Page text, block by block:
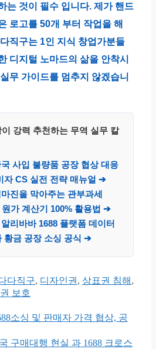
는 것이 필수 입니다. 제가 핸드
로고를 50개 부터 작업을 해
직구는 1인 지식 창업가분들
디지털 노마드의 삶을 안착시
무 가이드를 멈추지 않겠습니
강력 추천하는 무역 실무 칼
사입 불량품 공장 협상 대응
자 CS 실전 전략 매뉴얼 ➔
진을 막아주는 관부과세
원가 계산기 100% 활용법 ➔
리바바 1688 플랫폼 데이터
황금 공장 소싱 공식 ➔
다직구, 디자인권 , 상표권 침해 ,
보호
소싱 및 판매자 가격 협상, 공
구매대행 현실 과 1688 크로스